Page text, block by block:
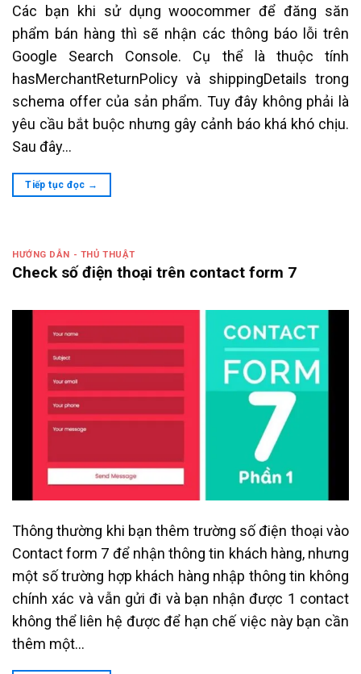
Các bạn khi sử dụng woocommer để đăng săn
phẩm bán hàng thì sẽ nhận các thông báo lỗi trên
Google Search Console. Cụ thể là thuộc tính
hasMerchantReturnPolicy và shippingDetails trong
schema offer của sản phẩm. Tuy đây không phải là
yêu cầu bắt buộc nhưng gây cảnh báo khá khó chịu.
Sau đây…
Tiếp tục đọc →
HƯỚNG DẪN - THỦ THUẬT
Check số điện thoại trên contact form 7
Thông thường khi bạn thêm trường số điện thoại vào
Contact form 7 để nhận thông tin khách hàng, nhưng
một số trường hợp khách hàng nhập thông tin không
chính xác và vẫn gửi đi và bạn nhận được 1 contact
không thể liên hệ được để hạn chế việc này bạn cần
thêm một…